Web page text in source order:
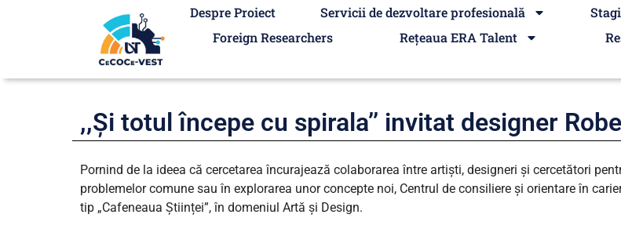
Despre Proiect Servicii de dezvoltare profesională
Foreign Researchers
Rețeaua ERA Talent
,,Și totul începe cu spirala’’ invitat designer
Pornind de la ideea că cercetarea încurajează colaborarea între artiști, designeri și cercetători
problemelor comune sau în explorarea unor concepte noi, Centrul de consiliere și orientare în
tip „Cafeneaua Științei”, în domeniul Artă și Design.